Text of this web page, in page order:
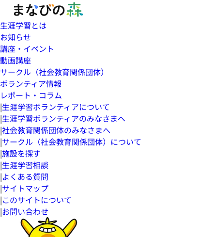
生涯学習とは
お知らせ
講座・イベント
動画講座
サークル（社会教育関係団体）
ボランティア情報
レポート・コラム
|生涯学習ボランティアについて
|生涯学習ボランティアのみなさまへ
|社会教育関係団体のみなさまへ
|サークル（社会教育関係団体）について
|施設を探す
|生涯学習相談
|よくある質問
|サイトマップ
|このサイトについて
|お問い合わせ